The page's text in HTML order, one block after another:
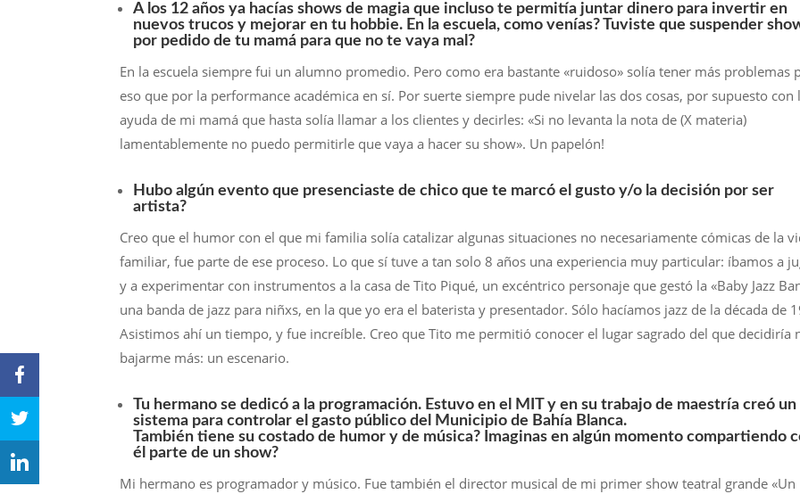
A los 12 años ya hacías shows de magia que incluso te permitía juntar dinero para invertir en
nuevos trucos y mejorar en tu hobbie. En la escuela, como venías? Tuviste que suspender
por pedido de tu mamá para que no te vaya mal?
En la escuela siempre fui un alumno promedio. Pero como era bastante «ruidoso» solía tener más problemas
eso que por la performance académica en sí. Por suerte siempre pude nivelar las dos cosas, por supuesto con
ayuda de mi mamá que hasta solía llamar a los clientes y decirles: «Si no levanta la nota de (X materia)
lamentablemente no puedo permitirle que vaya a hacer su show». Un papelón!
Hubo algún evento que presenciaste de chico que te marcó el gusto y/o la decisión por ser
artista?
Creo que el humor con el que mi familia solía catalizar algunas situaciones no necesariamente cómicas de la
familiar, fue parte de ese proceso. Lo que sí tuve a tan solo 8 años una experiencia muy particular: íbamos a
y a experimentar con instrumentos a la casa de Tito Piqué, un excéntrico personaje que gestó la «Baby Jazz
una banda de jazz para niñxs, en la que yo era el baterista y presentador. Sólo hacíamos jazz de la década de
Asistimos ahí un tiempo, y fue increíble. Creo que Tito me permitió conocer el lugar sagrado del que decidiría
bajarme más: un escenario.
Tu hermano se dedicó a la programación. Estuvo en el MIT y en su trabajo de maestría creó un
sistema para controlar el gasto público del Municipio de Bahía Blanca.
También tiene su costado de humor y de música? Imaginas en algún momento compartiendo
él parte de un show?
Mi hermano es programador y músico. Fue también el director musical de mi primer show teatral grande «Un